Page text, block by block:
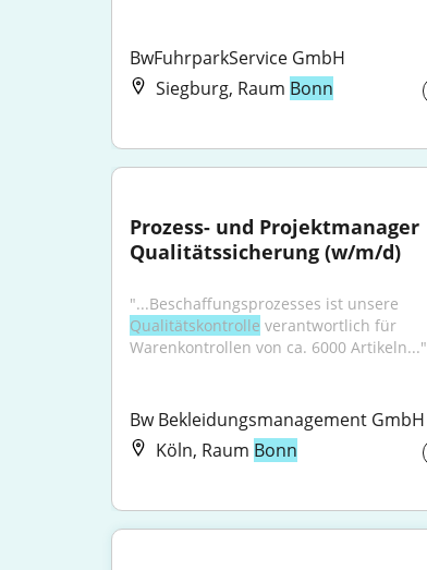
BwFuhrparkService GmbH
Siegburg, Raum Bonn
Prozess- und Projektmanager
Qualitätssicherung (w/m/d)
Qualitätskontrolle verantwortlich für
Warenkontrollen von ca. 6000 Artikeln..."
Bw Bekleidungsmanagement GmbH
Köln, Raum Bonn